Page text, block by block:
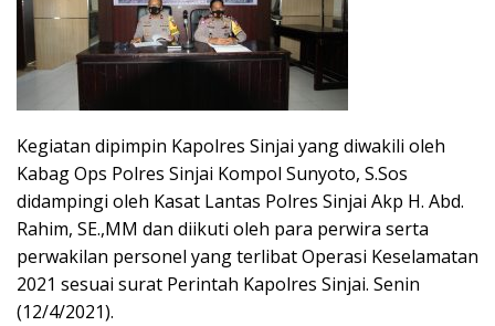
Kegiatan dipimpin Kapolres Sinjai yang diwakili oleh
Kabag Ops Polres Sinjai Kompol Sunyoto, S.Sos
didampingi oleh Kasat Lantas Polres Sinjai Akp H. Abd.
Rahim, SE.,MM dan diikuti oleh para perwira serta
perwakilan personel yang terlibat Operasi Keselamatan
2021 sesuai surat Perintah Kapolres Sinjai. Senin
(12/4/2021).